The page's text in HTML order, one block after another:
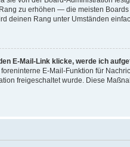
zu erhöhen — die meisten
deinen Rang unter Umständen
E-Mail-Link klicke, werde ich
E-Mail-Funktion für
freigeschaltet wurde. Diese